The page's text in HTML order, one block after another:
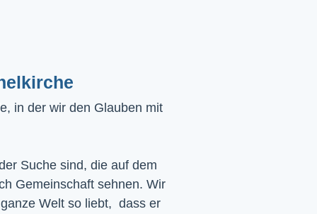
in der wir den Glauben mit
Suche sind, die auf dem
Gemeinschaft sehnen. Wir
Welt so liebt, dass er